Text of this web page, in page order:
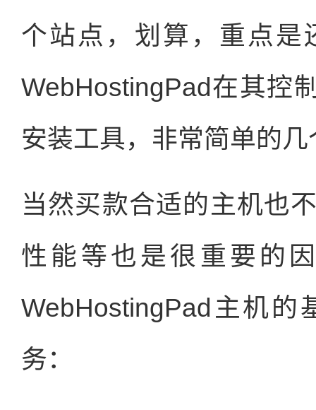
个站点，划算，重点是
WebHostingPad在其控
安装工具，非常简单的
当然买款合适的主机也
性能等也是很重要的
WebHostingPad主机
务：